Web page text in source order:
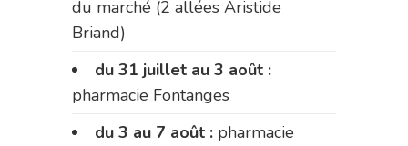
du marché (2 allées Aristide
Briand)
du 31 juillet au 3 août :
pharmacie Fontanges
du 3 au 7 août : pharmacie